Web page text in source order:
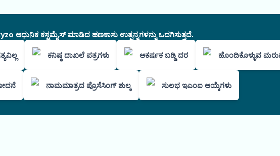
ಆಧುನಿಕ ಕಸ್ಟಮೈಸ್ ಮಾಡಿದ ಹಣಕಾಸು ಉತ್ಪನ್ನಗಳನ್ನು ಒದಗಿಸುತ್ತದೆ.
ಕನಿಷ್ಠ ದಾಖಲೆ ಪತ್ರಗಳು ಆಕರ್ಷಕ ಬಡ್ಡಿ ದರ ಹೊಂದಿಕೊಳ್ಳುವ
ನಾಮಮಾತ್ರದ ಪ್ರೊಸೆಸಿಂಗ್ ಶುಲ್ಕ ಸುಲಭ ಇಎಂಐ ಆಯ್ಕೆಗಳು